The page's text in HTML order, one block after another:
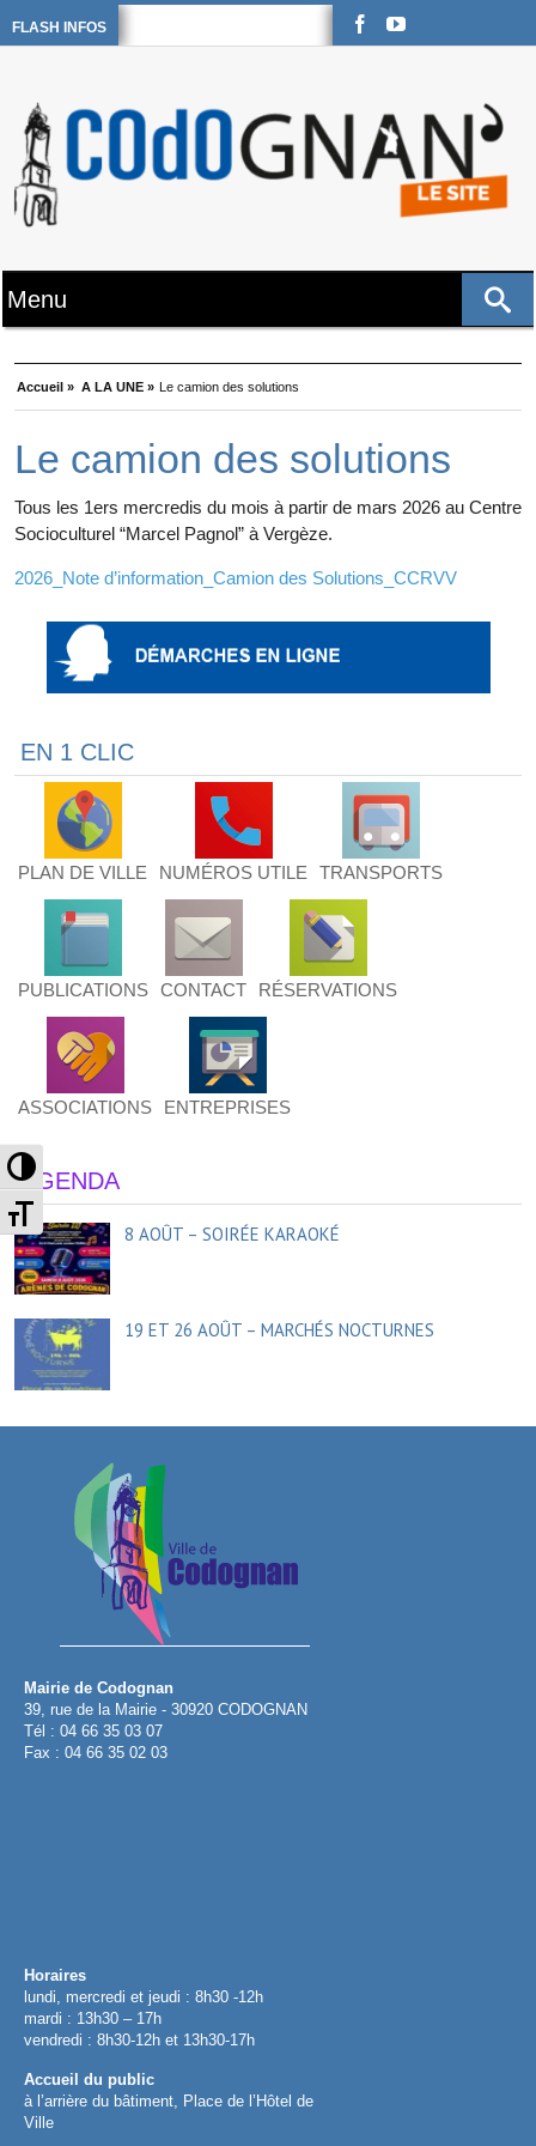
Passer en contraste élevé
Changer la taille de la police
FLASH INFOS
Accueil » A LA UNE » Le camion des solutions
Le camion des solutions
Tous les 1ers mercredis du mois à partir de mars 2026 au Centre
Socioculturel “Marcel Pagnol” à Vergèze.
2026_Note d’information_Camion des Solutions_CCRVV
EN 1 CLIC
PLAN DE VILLE NUMÉROS UTILE TRANSPORTS
PUBLICATIONS CONTACT RÉSERVATIONS
ASSOCIATIONS ENTREPRISES
AGENDA
8 AOÛT – SOIRÉE KARAOKÉ
19 ET 26 AOÛT – MARCHÉS NOCTURNES
Mairie de Codognan
39, rue de la Mairie - 30920 CODOGNAN
Tél : 04 66 35 03 07
Fax : 04 66 35 02 03
Horaires
lundi, mercredi et jeudi : 8h30 -12h
mardi : 13h30 – 17h
vendredi : 8h30-12h et 13h30-17h
Accueil du public
à l’arrière du bâtiment, Place de l’Hôtel de
Ville